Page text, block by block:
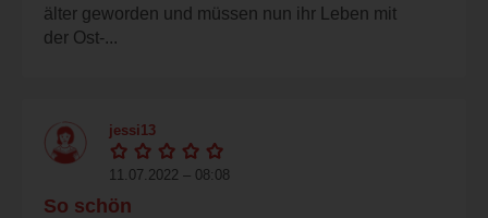
älter geworden und müssen nun ihr Leben mit
der Ost-...
jessi13
11.07.2022 – 08:08
So schön